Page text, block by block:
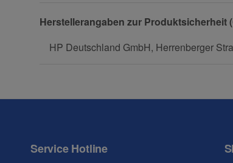
Fax
Herstellerangaben zur Produktsicherheit
HP Deutschland GmbH, Herrenberger
Service Hotline